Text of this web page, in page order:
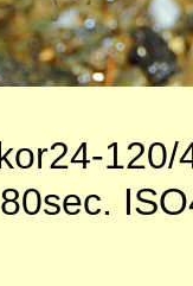
120/